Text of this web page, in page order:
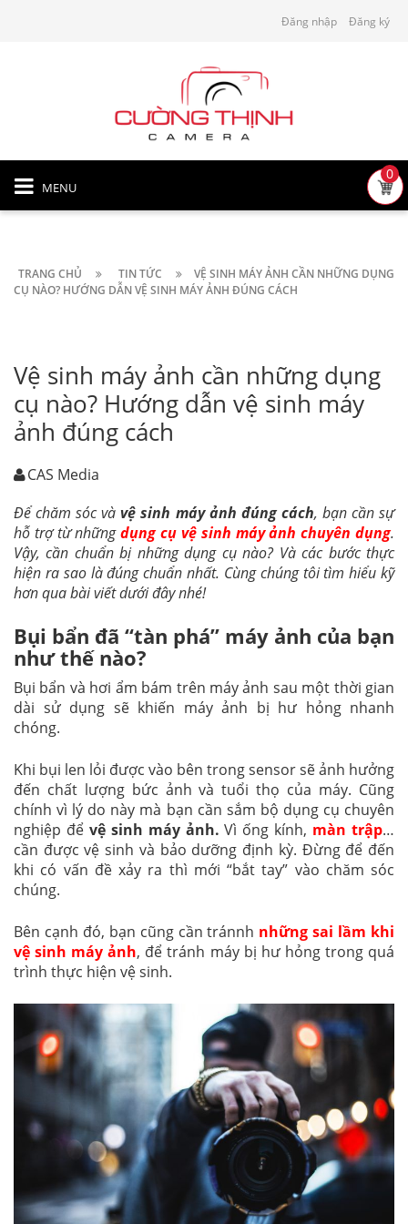
Đăng nhập Đăng ký
MENU
0
TRANG CHỦ TIN TỨC
VỆ SINH MÁY ẢNH CẦN NHỮNG DỤNG
CỤ NÀO? HƯỚNG DẪN VỆ SINH MÁY ẢNH ĐÚNG CÁCH
Vệ sinh máy ảnh cần những dụng
cụ nào? Hướng dẫn vệ sinh máy
ảnh đúng cách
CAS Media
Để chăm sóc vàvệ sinh máy ảnh đúng cách, bạn cần sự
hỗ trợ từ nhữngdụng cụ vệ sinh máy ảnh chuyên dụng.
Vậy, cần chuẩn bị những dụng cụ nào? Và các bước thực
hiện ra sao là đúng chuẩn nhất. Cùng chúng tôi tìm hiểu kỹ
hơn qua bài viết dưới đây nhé!
Bụi bẩn đã “tàn phá” máy ảnh của bạn
như thế nào?
Bụi bẩn và hơi ẩm bám trên máy ảnh sau một thời gian
dài sử dụng sẽ khiến máy ảnh bị hư hỏng nhanh
chóng.
Khi bụi len lỏi được vào bên trong sensor sẽ ảnh hưởng
đến chất lượng bức ảnh và tuổi thọ của máy. Cũng
chính vì lý do này mà bạn cần sắm bộ dụng cụ chuyên
nghiệp để vệ sinh máy ảnh. Vì ống kính, màn trập…
cần được vệ sinh và bảo dưỡng định kỳ. Đừng để đến
khi có vấn đề xảy ra thì mới “bắt tay” vào chăm sóc
chúng.
Bên cạnh đó, bạn cũng cần tránnh những sai lầm khi
vệ sinh máy ảnh, để tránh máy bị hư hỏng trong quá
trình thực hiện vệ sinh.